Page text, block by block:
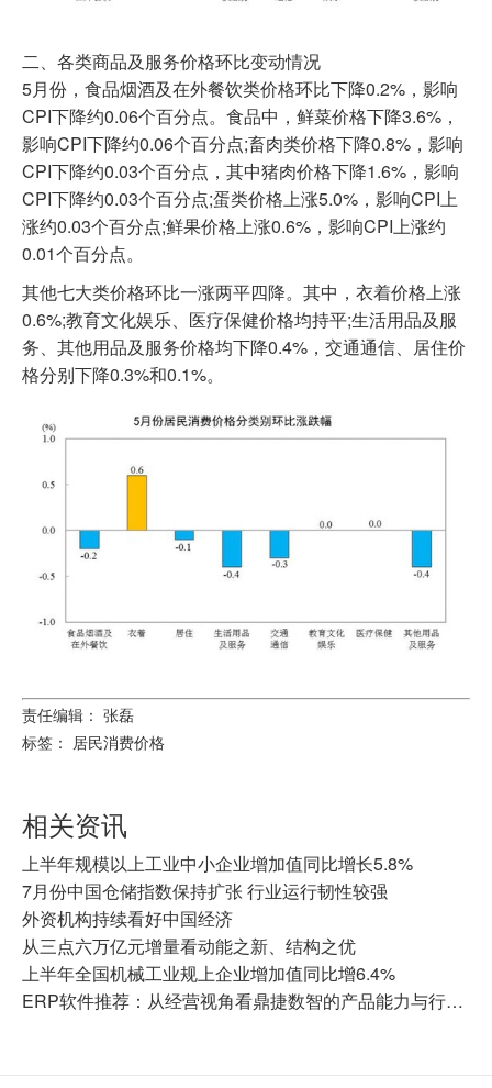
二、各类商品及服务价格环比变动情况
5月份，食品烟酒及在外餐饮类价格环比下降0.2%，影响
CPI下降约0.06个百分点。食品中，鲜菜价格下降3.6%，
影响CPI下降约0.06个百分点;畜肉类价格下降0.8%，影响
CPI下降约0.03个百分点，其中猪肉价格下降1.6%，影响
CPI下降约0.03个百分点;蛋类价格上涨5.0%，影响CPI上
涨约0.03个百分点;鲜果价格上涨0.6%，影响CPI上涨约
0.01个百分点。
其他七大类价格环比一涨两平四降。其中，衣着价格上涨
0.6%;教育文化娱乐、医疗保健价格均持平;生活用品及服
务、其他用品及服务价格均下降0.4%，交通通信、居住价
格分别下降0.3%和0.1%。
责任编辑： 张磊
标签： 居民消费价格
相关资讯
上半年规模以上工业中小企业增加值同比增长5.8%
7月份中国仓储指数保持扩张 行业运行韧性较强
外资机构持续看好中国经济
从三点六万亿元增量看动能之新、结构之优
上半年全国机械工业规上企业增加值同比增6.4%
ERP软件推荐：从经营视角看鼎捷数智的产品能力与行业价值